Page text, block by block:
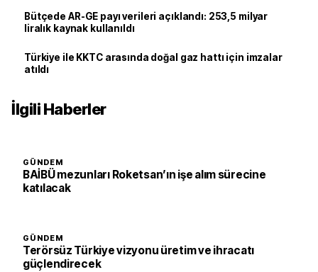
Bütçede AR-GE payı verileri açıklandı: 253,5 milyar
liralık kaynak kullanıldı
Türkiye ile KKTC arasında doğal gaz hattı için imzalar
atıldı
İlgili Haberler
GÜNDEM
BAİBÜ mezunları Roketsan’ın işe alım sürecine
katılacak
GÜNDEM
Terörsüz Türkiye vizyonu üretim ve ihracatı
güçlendirecek